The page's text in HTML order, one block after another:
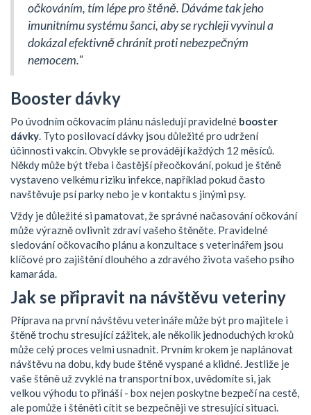
očkováním, tím lépe pro štěně. Dáváme tak jeho
imunitnímu systému šanci, aby se rychleji vyvinul a
dokázal efektivně chránit proti nebezpečným
nemocem."
Booster dávky
Po úvodním očkovacím plánu následují pravidelné booster
dávky. Tyto posilovací dávky jsou důležité pro udržení
účinnosti vakcín. Obvykle se provádějí každých 12 měsíců.
Někdy může být třeba i častější přeočkování, pokud je štěně
vystaveno velkému riziku infekce, například pokud často
navštěvuje psí parky nebo je v kontaktu s jinými psy.
Vždy je důležité si pamatovat, že správné načasování očkování
může výrazně ovlivnit zdraví vašeho štěněte. Pravidelné
sledování očkovacího plánu a konzultace s veterinářem jsou
klíčové pro zajištění dlouhého a zdravého života vašeho psího
kamaráda.
Jak se připravit na návštěvu veteriny
Příprava na první návštěvu veterináře může být pro majitele i
štěně trochu stresující zážitek, ale několik jednoduchých kroků
může celý proces velmi usnadnit. Prvním krokem je naplánovat
návštěvu na dobu, kdy bude štěně vyspané a klidné. Jestliže je
vaše štěně už zvyklé na transportní box, uvědomíte si, jak
velkou výhodu to přináší - box nejen poskytne bezpečí na cestě,
ale pomůže i štěněti cítit se bezpečněji ve stresující situaci.